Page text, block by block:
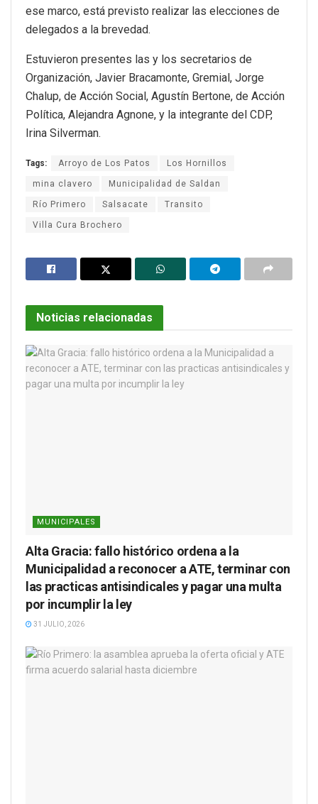
ese marco, está previsto realizar las elecciones de
delegados a la brevedad.
Estuvieron presentes las y los secretarios de
Organización, Javier Bracamonte, Gremial, Jorge
Chalup, de Acción Social, Agustín Bertone, de Acción
Política, Alejandra Agnone, y la integrante del CDP,
Irina Silverman.
Tags: Arroyo de Los Patos Los Hornillos
mina clavero Municipalidad de Saldan
Río Primero Salsacate Transito
Villa Cura Brochero
Noticias relacionadas
MUNICIPALES
Alta Gracia: fallo histórico ordena a la
Municipalidad a reconocer a ATE, terminar con
las practicas antisindicales y pagar una multa
por incumplir la ley
31 JULIO, 2026